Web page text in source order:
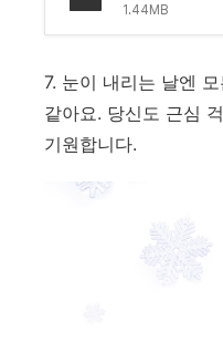
1.44MB
7. 눈이 내리는 날엔
같아요. 당신도 근심
기원합니다.